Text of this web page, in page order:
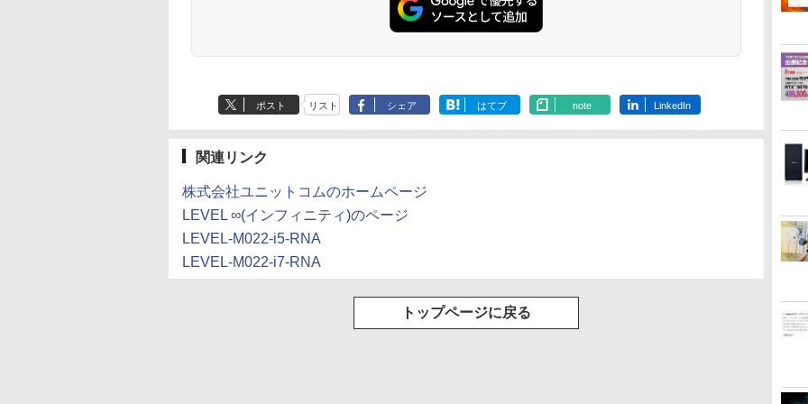
ワイト)
ポスト リスト シェア はてブ note LinkedIn
関連リンク
株式会社ユニットコムのホームページ
LEVEL ∞(インフィニティ)のページ
LEVEL-M022-i5-RNA
LEVEL-M022-i7-RNA
トップページに戻る